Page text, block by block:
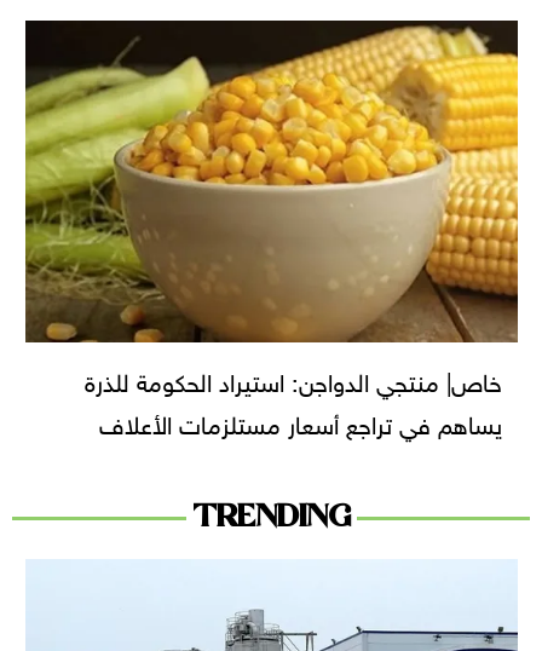
خاص| منتجي الدواجن: استيراد الحكومة للذرة
يساهم في تراجع أسعار مستلزمات الأعلاف
TRENDING